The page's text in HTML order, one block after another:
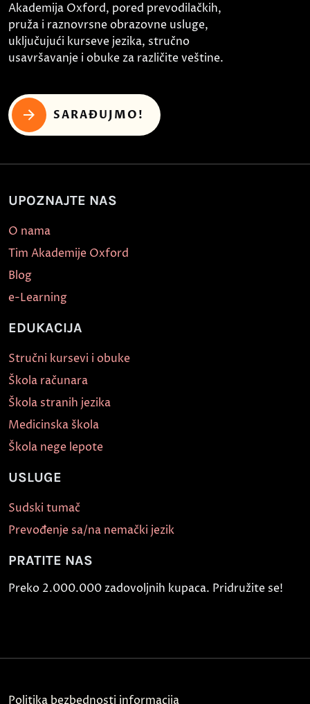
Akademija Oxford, pored prevodilačkih,
pruža i raznovrsne obrazovne usluge,
uključujući kurseve jezika, stručno
usavršavanje i obuke za različite veštine.
SARAĐUJMO!
UPOZNAJTE NAS
O nama
Tim Akademije Oxford
Blog
e-Learning
EDUKACIJA
Stručni kursevi i obuke
Škola računara
Škola stranih jezika
Medicinska škola
Škola nege lepote
USLUGE
Sudski tumač
Prevođenje sa/na nemački jezik
PRATITE NAS
Preko 2.000.000 zadovoljnih kupaca. Pridružite se!
Politika bezbednosti informacija